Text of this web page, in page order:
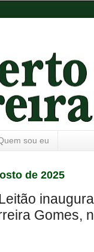
sou eu
de 2025
Gomes,